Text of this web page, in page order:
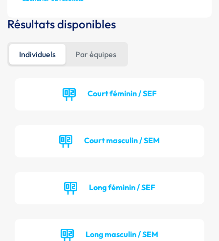
Résultats disponibles
Individuels Par équipes
Court féminin / SEF
Court masculin / SEM
Long féminin / SEF
Long masculin / SEM